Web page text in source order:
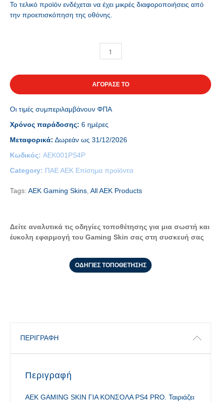
Το τελικό προϊόν ενδέχεται να έχει μικρές διαφοροποιήσεις από
την προεπισκόπηση της οθόνης.
ΑΓΟΡΑΣΕ ΤΟ
Οι τιμές συμπεριλαμβάνουν ΦΠΑ
Χρόνος παράδοσης: 6 ημέρες
Μεταφορικά: Δωρεάν ως 31/12/2026
Κωδικός: AEK001PS4P
Category: ΠΑΕ ΑΕΚ Επίσημα προϊόντα
Tags: AEK Gaming Skins All AEK Products
Δείτε αναλυτικά τις οδηγίες τοποθέτησης για μια σωστή και
έυκολη εφαρμογή του Gaming Skin σας στη συσκευή σας
ΟΔΗΓΙΕΣ ΤΟΠΟΘΕΤΗΣΗΣ
ΠΕΡΙΓΡΑΦΉ
Περιγραφή
ΑΕΚ GAMING SKIN ΓΙΑ ΚΟΝΣΟΛΑ PS4 PRO. Ταιριάζει